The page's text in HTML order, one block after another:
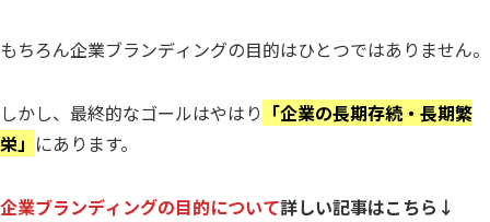
もちろん企業ブランディングの目的はひとつではありません。
しかし、最終的なゴールはやはり 「企業の長期存続・長期繁
栄」 にあります。
企業ブランディングの目的について詳しい記事はこちら↓